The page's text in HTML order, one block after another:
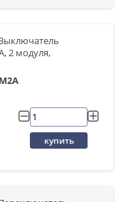
2 модуля,
купить